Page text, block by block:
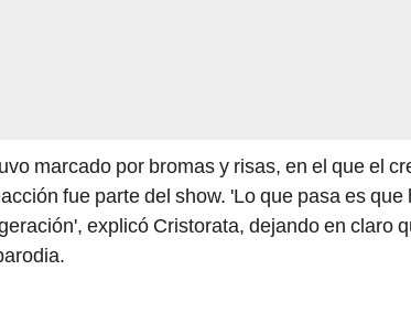
marcado por bromas y risas, en el que el
fue parte del show. 'Lo que pasa es que
explicó Cristorata, dejando en claro